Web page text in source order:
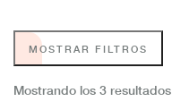
MOSTRAR FILTROS
Mostrando los 3 resultados